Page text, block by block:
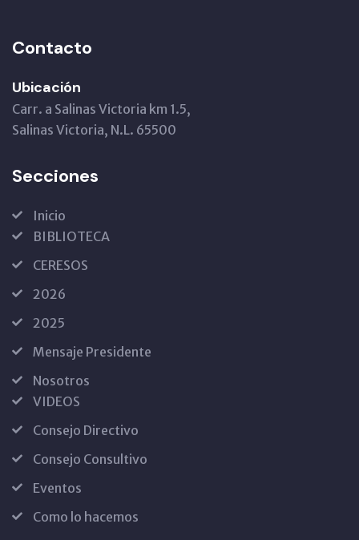
Contacto
Ubicación
Carr. a Salinas Victoria km 1.5,
Salinas Victoria, N.L. 65500
Secciones
Inicio
BIBLIOTECA
CERESOS
2026
2025
Mensaje Presidente
Nosotros
VIDEOS
Consejo Directivo
Consejo Consultivo
Eventos
Como lo hacemos